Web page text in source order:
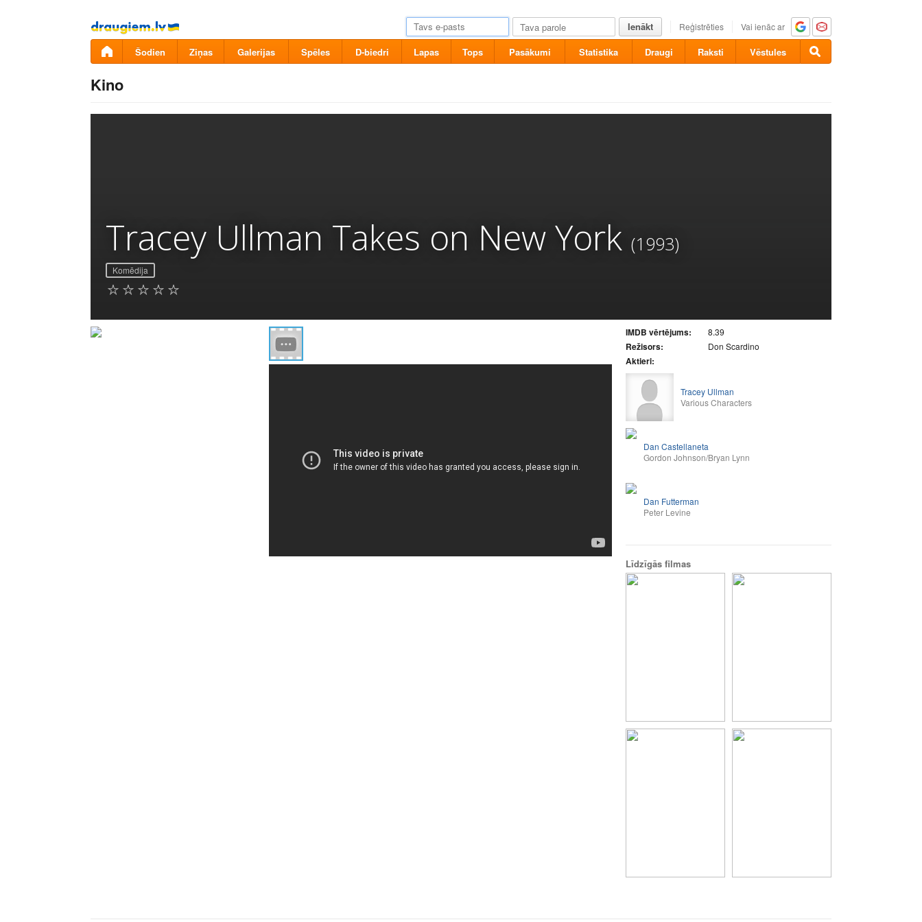
Pāriet
uz
saturu
Ienākt Reģistrēties Vai ienāc ar
Šodien Ziņas Galerijas Spēles D-biedri Lapas Tops Pasākumi Statistika Draugi Raksti Vēstules
Kino
Tracey Ullman Takes on New York (1993)
Komēdija
IMDB vērtējums: 8.39
Režisors: Don Scardino
Aktieri:
Tracey Ullman
Various Characters
Dan Castellaneta
Gordon Johnson/Bryan Lynn
Dan Futterman
Peter Levine
Līdzīgās filmas